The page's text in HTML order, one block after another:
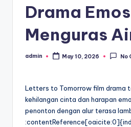
Drama
Menguras
Posted
admin May 10, 2026 No
Letters to Tomorrow film drama
kehilangan cinta dan harapan
penonton dengan alur terasa